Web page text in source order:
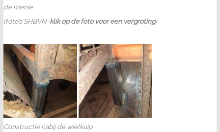
de menie
(foto’s SHBVN-klik op de foto voor een vergroting)
Constructie nabij de wielkuip